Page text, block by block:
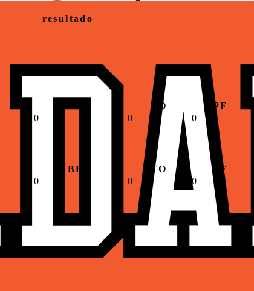
resultado
BLK TO
PF
0 0 0
BLK TO
PF
0 0 0